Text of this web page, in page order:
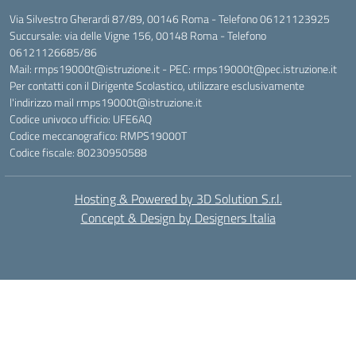
Via Silvestro Gherardi 87/89, 00146 Roma - Telefono 06121123925
Succursale: via delle Vigne 156, 00148 Roma - Telefono
06121126685/86
Mail: rmps19000t@istruzione.it - PEC: rmps19000t@pec.istruzione.it
Per contatti con il Dirigente Scolastico, utilizzare esclusivamente
l'indirizzo mail rmps19000t@istruzione.it
Codice univoco ufficio: UFE6AQ
Codice meccanografico: RMPS19000T
Codice fiscale: 80230950588
Hosting & Powered by 3D Solution S.r.l.
Concept & Design by Designers Italia